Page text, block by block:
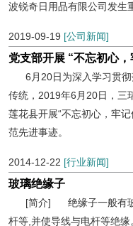
波锐奇日用品有限公司发生
2019-09-19 [公司新闻]
党支部开展 “不忘初心
6月20日为深入学习贯
传统，2019年6月20日，三
莲花县开展“不忘初心，牢
范先进事迹。
2014-12-22 [行业新闻]
玻璃绝缘子
[简介] 绝缘子一般有玻
杆等,并使导线与电杆等绝